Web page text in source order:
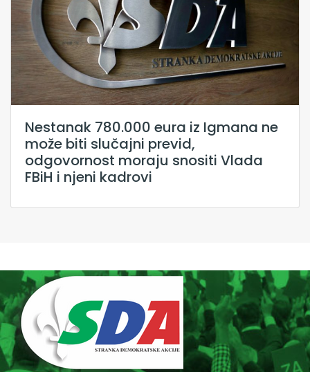
Nestanak 780.000 eura iz Igmana ne
može biti slučajni previd,
odgovornost moraju snositi Vlada
FBiH i njeni kadrovi